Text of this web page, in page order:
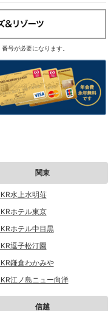
号が必要になります。
関東
水上水明荘
ホテル東京
ホテル中目黒
逗子松汀園
鎌倉わかみや
江ノ島ニュー向洋
信越